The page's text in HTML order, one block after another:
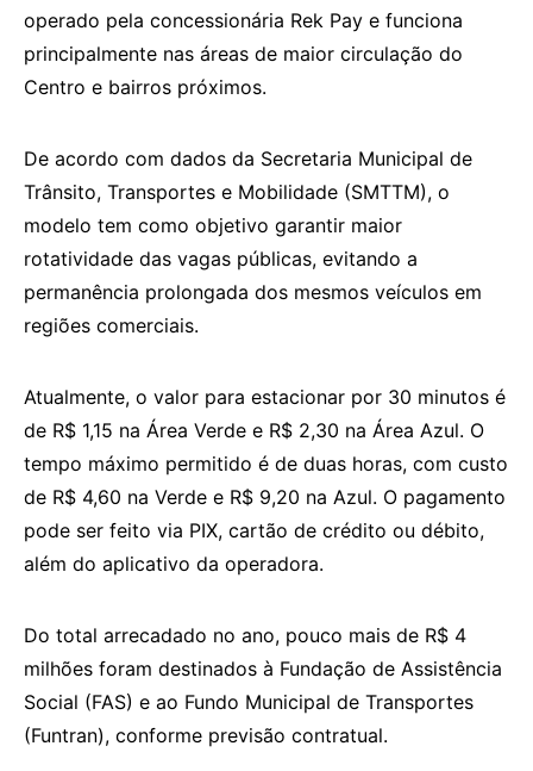
operado pela concessionária Rek Pay e funciona
principalmente nas áreas de maior circulação do
Centro e bairros próximos.
De acordo com dados da Secretaria Municipal de
Trânsito, Transportes e Mobilidade (SMTTM), o
modelo tem como objetivo garantir maior
rotatividade das vagas públicas, evitando a
permanência prolongada dos mesmos veículos em
regiões comerciais.
Atualmente, o valor para estacionar por 30 minutos é
de R$ 1,15 na Área Verde e R$ 2,30 na Área Azul. O
tempo máximo permitido é de duas horas, com custo
de R$ 4,60 na Verde e R$ 9,20 na Azul. O pagamento
pode ser feito via PIX, cartão de crédito ou débito,
além do aplicativo da operadora.
Do total arrecadado no ano, pouco mais de R$ 4
milhões foram destinados à Fundação de Assistência
Social (FAS) e ao Fundo Municipal de Transportes
(Funtran), conforme previsão contratual.